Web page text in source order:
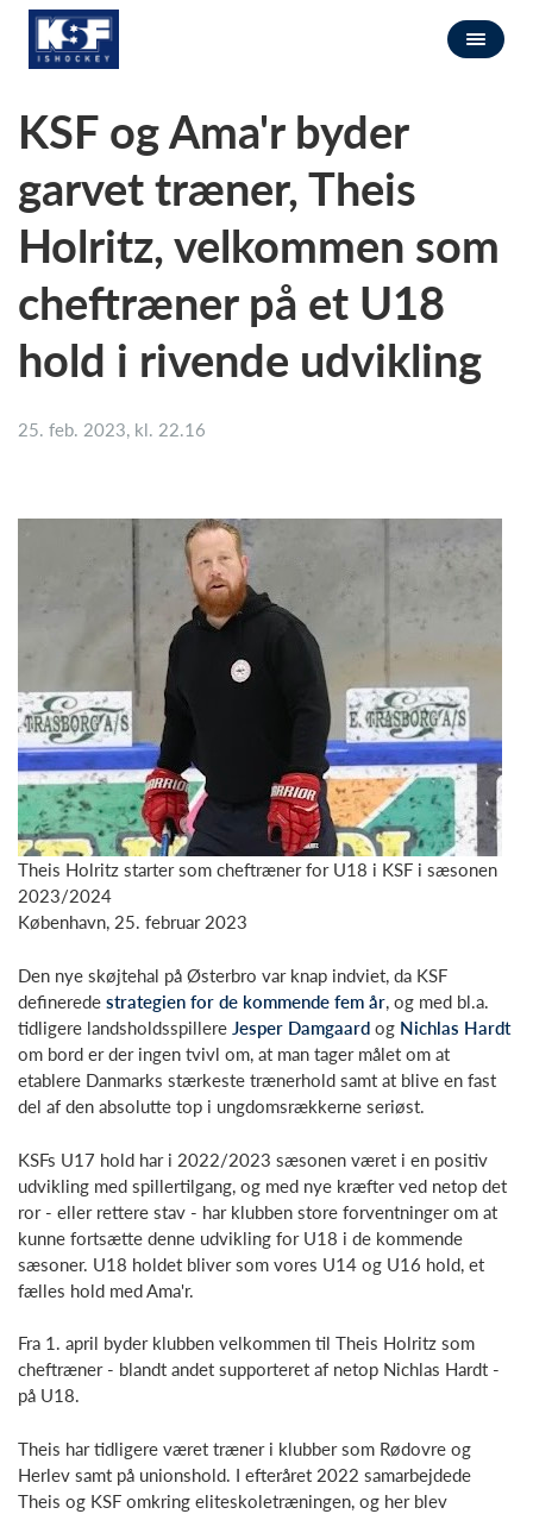
​KSF og Ama'r byder
garvet træner, Theis
Holritz, velkommen som
cheftræner på et U18
hold i rivende udvikling
25. feb. 2023, kl. 22.16
Theis Holritz starter som cheftræner for U18 i KSF i sæsonen
2023/2024
København, 25. februar 2023
Den nye skøjtehal på Østerbro var knap indviet, da KSF
definerede strategien for de kommende fem år, og med bl.a.
tidligere landsholdsspillere Jesper Damgaard og Nichlas Hardt
om bord er der ingen tvivl om, at man tager målet om at
etablere Danmarks stærkeste trænerhold samt at blive en fast
del af den absolutte top i ungdomsrækkerne seriøst.
KSFs U17 hold har i 2022/2023 sæsonen været i en positiv
udvikling med spillertilgang, og med nye kræfter ved netop det
ror - eller rettere stav - har klubben store forventninger om at
kunne fortsætte denne udvikling for U18 i de kommende
sæsoner. U18 holdet bliver som vores U14 og U16 hold, et
fælles hold med Ama'r.
Fra 1. april byder klubben velkommen til Theis Holritz som
cheftræner - blandt andet supporteret af netop Nichlas Hardt -
på U18.
Theis har tidligere været træner i klubber som Rødovre og
Herlev samt på unionshold. I efteråret 2022 samarbejdede
Theis og KSF omkring eliteskoletræningen, og her blev